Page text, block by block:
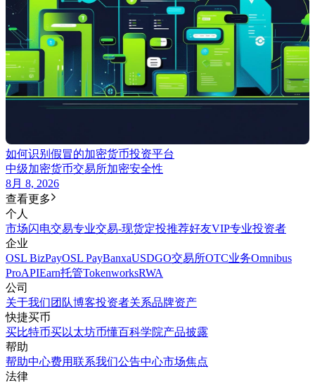
如何识别假冒的加密货币投资平台
中级加密货币交易所加密安全性
8月 8, 2026
查看更多
个人
市场闪电交易专业交易-现货定投推荐好友VIP专业投资者
企业
OSL BizPayOSL PayBanxaUSDGO交易所OTC业务Omnibus
ProAPIEarn托管TokenworksRWA
公司
关于我们团队博客投资者关系品牌资产
快捷买币
买比特币买以太坊币懂百科学院产品披露
帮助
帮助中心费用联系我们公告中心市场焦点
法律